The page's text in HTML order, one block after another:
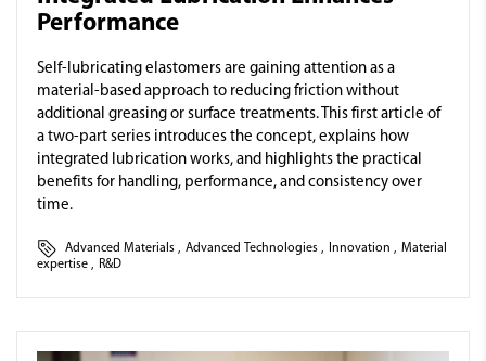
Performance
Self-lubricating elastomers are gaining attention as a
material-based approach to reducing friction without
additional greasing or surface treatments. This first article of
a two-part series introduces the concept, explains how
integrated lubrication works, and highlights the practical
benefits for handling, performance, and consistency over
time.
Advanced Materials , Advanced Technologies , Innovation , Material
expertise , R&D